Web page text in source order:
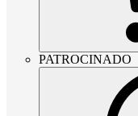
PATROCINADO